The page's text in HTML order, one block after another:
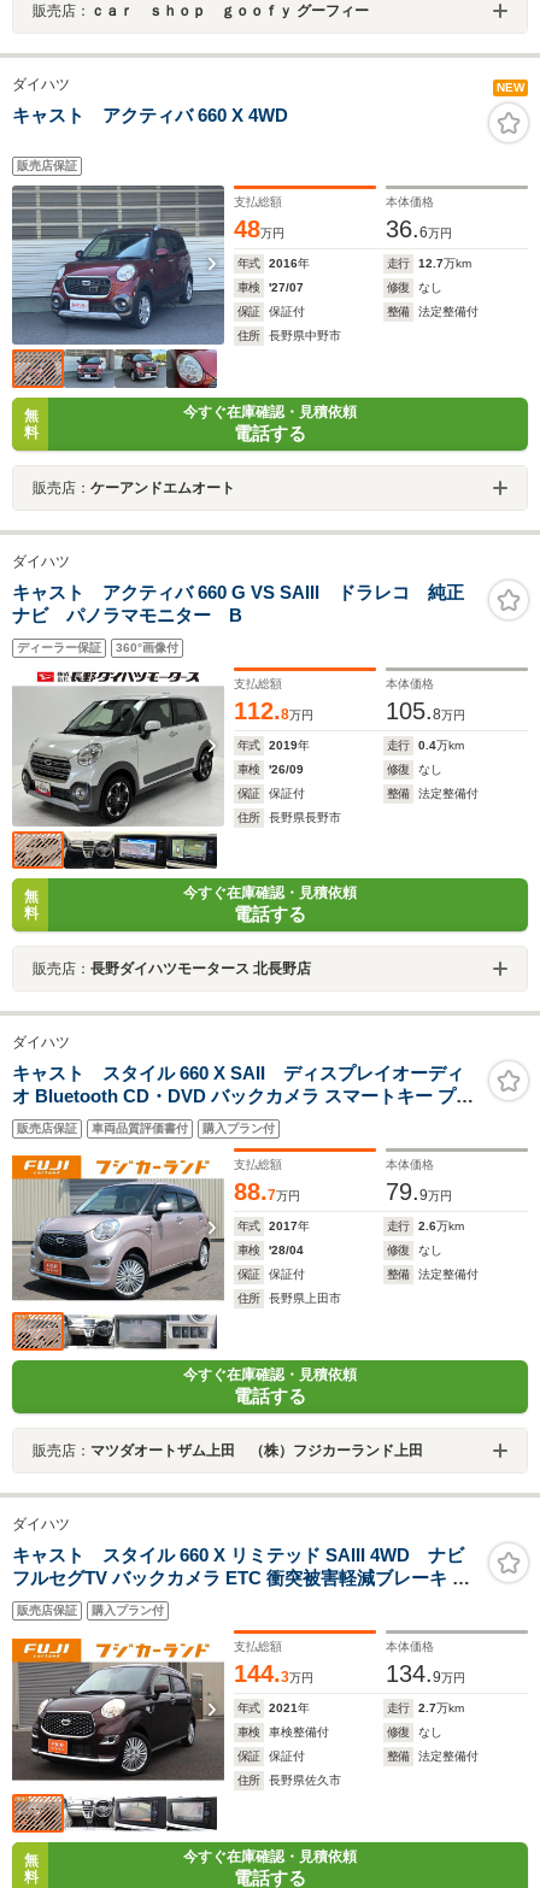
販売店： ｃａｒ ｓｈｏｐ ｇｏｏｆｙ グーフィー
ダイハツ NEW
キャスト アクティバ 660 X 4WD
販売店保証
支払総額
48万円
本体価格
36.6万円
年式 2016年 走行 12.7万km
車検
'27/07 修復
なし
保証
保証付 整備
法定整備付
住所
長野県中野市
無
料
今すぐ在庫確認・見積依頼
電話する
販売店： ケーアンドエムオート
ダイハツ
キャスト アクティバ 660 G VS SAIII ドラレコ 純正
ナビ パノラマモニター B
ディーラー保証 360°画像付
支払総額
112.8万円
本体価格
105.8万円
年式 2019年 走行 0.4万km
車検
'26/09 修復
なし
保証
保証付 整備
法定整備付
住所
長野県長野市
無
料
今すぐ在庫確認・見積依頼
電話する
販売店： 長野ダイハツモータース 北長野店
ダイハツ
キャスト スタイル 660 X SAII ディスプレイオーディ
オ Bluetooth CD・DVD バックカメラ スマートキー プッ
シュスタート スマートアシストII 純正AW
販売店保証 車両品質評価書付 購入プラン付
支払総額
88.7万円
本体価格
79.9万円
年式 2017年 走行 2.6万km
車検
'28/04 修復
なし
保証
保証付 整備
法定整備付
住所
長野県上田市
今すぐ在庫確認・見積依頼
電話する
販売店： マツダオートザム上田 （株）フジカーランド上田
ダイハツ
キャスト スタイル 660 X リミテッド SAIII 4WD ナビ
フルセグTV バックカメラ ETC 衝突被害軽減ブレーキ ア
イドリングストップ CD再生
販売店保証 購入プラン付
支払総額
144.3万円
本体価格
134.9万円
年式 2021年 走行 2.7万km
車検
車検整備付 修復
なし
保証
保証付 整備
法定整備付
住所
長野県佐久市
無
料
今すぐ在庫確認・見積依頼
電話する